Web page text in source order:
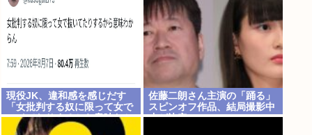
現役JK、違和感を感じだす
「女批判する奴に限って女で
ヌイてたりするから意味わか
らなくなってきた 」
佐藤二朗さん主演の「踊る」
スピンオフ作品、結局撮影中
止が決定www